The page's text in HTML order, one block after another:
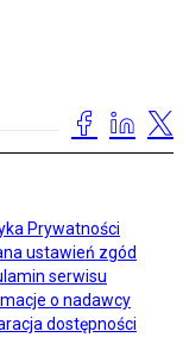
Prywatności
ustawień zgód
serwisu
o nadawcy
dostępności